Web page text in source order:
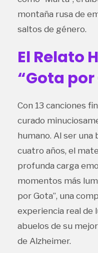
montaña rusa de
saltos de género.
El Relato
“Gota
Con 13 canciones
curado
humano. Al ser
cuatro años, el
profunda carga
momentos más
por Gota”, una
experiencia real de
abuelos de su
de Alzheimer.